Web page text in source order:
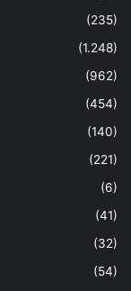
(235)
(1.248)
(962)
(454)
(140)
(221)
(6)
(41)
(32)
(54)